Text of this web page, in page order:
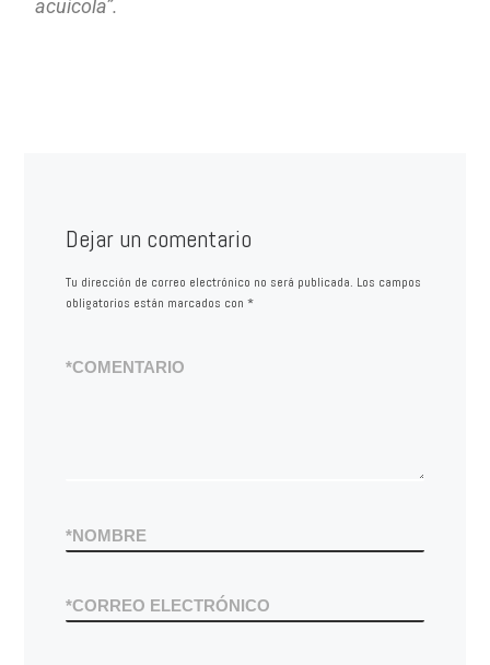
acuícola”.
Dejar un comentario
Tu dirección de correo electrónico no será publicada. Los campos
obligatorios están marcados con *
COMENTARIO
*
NOMBRE
*
CORREO ELECTRÓNICO
*